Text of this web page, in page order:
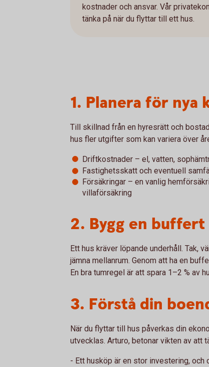
kostnader och ansvar. Vår
tänka på när du flyttar till ett hus.
1. Planera för nya
Till skillnad från en hyresrätt och
hus fler utgifter som kan variera över
Driftkostnader – el, vatten,
Fastighetsskatt och eventuell
Försäkringar – en vanlig
villaförsäkring
2. Bygg en buffert
Ett hus kräver löpande underhåll. Tak,
jämna mellanrum. Genom att ha en
En bra tumregel är att spara 1–2 % av
3. Förstå din
När du flyttar till hus påverkas din
utvecklas. Arturo, betonar vikten av att
- Ett husköp är en stor investering,